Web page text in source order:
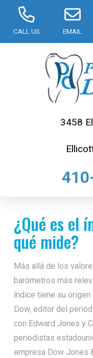
CALL US EMAIL
3458
¿Qué es el
qué mide?
Más allá de los
barómetros más
índice tiene su origen
Dow, editor del
con Edward Jones y
periodistas
empresa Dow Jones